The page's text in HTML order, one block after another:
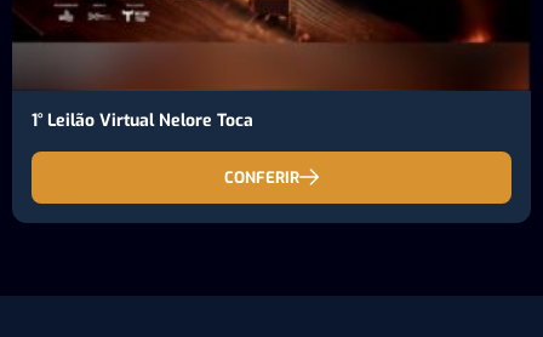
1° Leilão Virtual Nelore Toca
CONFERIR